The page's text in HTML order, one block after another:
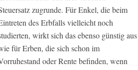
zugrunde. Für Enkel, die beim
des Erbfalls vielleicht noch
wirkt sich das ebenso günstig aus
für Erben, die sich schon im
oder Rente befinden, wenn